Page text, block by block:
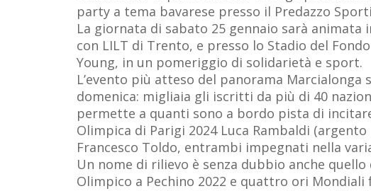
party a tema bavarese presso il Predazzo
La giornata di sabato 25 gennaio sarà
con LILT di Trento, e presso lo Stadio del
Young, in un pomeriggio di solidarietà e sport.
L’evento più atteso del panorama
domenica: migliaia gli iscritti da più di 40
permette a quanti sono a bordo pista di
Olimpica di Parigi 2024 Luca Rambaldi
Francesco Toldo, entrambi impegnati nella
Un nome di rilievo è senza dubbio anche
Olimpico a Pechino 2022 e quattro ori